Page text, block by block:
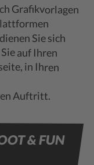
Sie sich
auf Ihren
in Ihren
Auftritt.
& FUN